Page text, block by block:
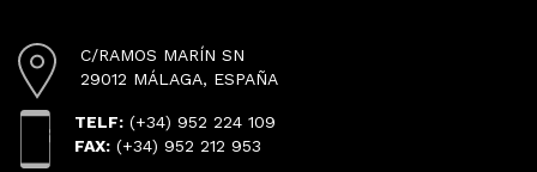
C/RAMOS MARÍN SN
29012 MÁLAGA, ESPAÑA
TELF: (+34) 952 224 109
FAX: (+34) 952 212 953